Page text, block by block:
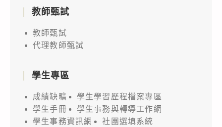
教師甄試
教師甄試
代理教師甄試
學生專區
成績缺曠
學生學習歷程檔案專區
學生手冊
學生事務與轉導工作網
學生事務資訊網
社團選填系統